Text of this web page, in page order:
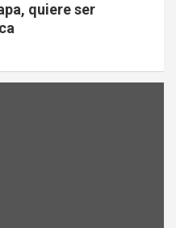
quiere ser